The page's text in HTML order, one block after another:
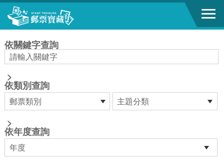
跳到主要內容區塊
依關鍵字查詢
>
依類別查詢
>
依年度查詢